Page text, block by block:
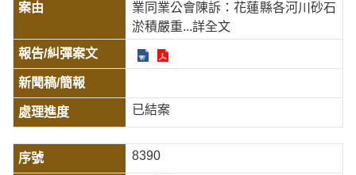
業同業公會陳訴：花蓮縣各河川砂石
淤積嚴重...詳全文
已結案
8390